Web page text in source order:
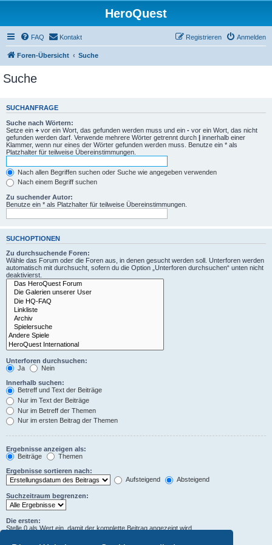
HeroQuest
FAQ Kontakt Anmelden
Registrieren
Foren-Übersicht Suche
Suche
SUCHANFRAGE
Suche nach Wörtern:
Setze ein + vor ein Wort, das gefunden werden muss und ein - vor ein Wort, das nicht
gefunden werden darf. Verwende mehrere Wörter getrennt durch | innerhalb einer
Klammer, wenn nur eines der Wörter gefunden werden muss. Benutze ein * als
Platzhalter für teilweise Übereinstimmungen.
Nach allen Begriffen suchen oder Suche wie angegeben verwenden
Nach einem Begriff suchen
Zu suchender Autor:
Benutze ein * als Platzhalter für teilweise Übereinstimmungen.
SUCHOPTIONEN
Zu durchsuchende Foren:
Wähle das Forum oder die Foren aus, in denen gesucht werden soll. Unterforen werden
automatisch mit durchsucht, sofern du die Option „Unterforen durchsuchen“ unten nicht
deaktivierst.
Unterforen durchsuchen:
Ja
Nein
Innerhalb suchen:
Betreff und Text der Beiträge
Nur im Text der Beiträge
Nur im Betreff der Themen
Nur im ersten Beitrag der Themen
Ergebnisse anzeigen als:
Beiträge
Themen
Ergebnisse sortieren nach:
Aufsteigend
Absteigend
Suchzeitraum begrenzen:
Die ersten:
Stelle 0 als Wert ein, damit der komplette Beitrag angezeigt wird.